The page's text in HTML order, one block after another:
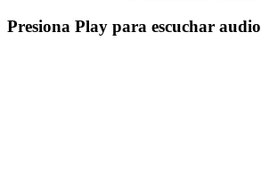
Presiona Play para escuchar audio